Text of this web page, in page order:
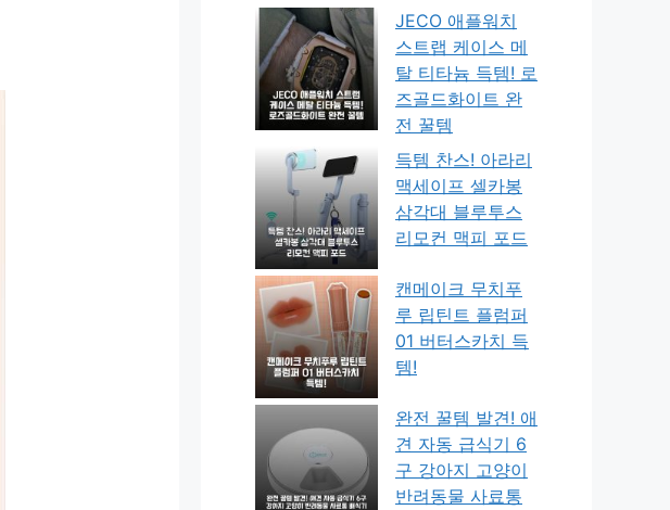
JECO 애플워치
스트랩 케이스 메
탈 티타늄 득템! 로
즈골드화이트 완
전 꿀템
득템 찬스! 아라리
맥세이프 셀카봉
삼각대 블루투스
리모컨 맥피 포드
캔메이크 무치푸
루 립틴트 플럼퍼
01 버터스카치 득
템!
완전 꿀템 발견! 애
견 자동 급식기 6
구 강아지 고양이
반려동물 사료통